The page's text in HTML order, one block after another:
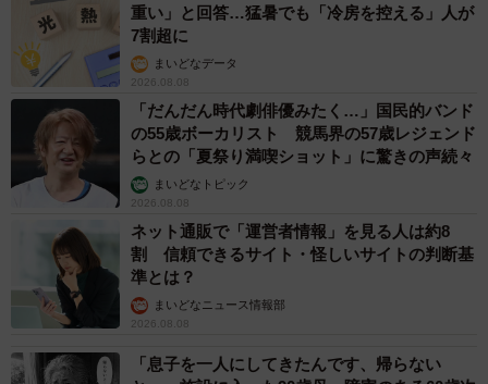
重い」と回答…猛暑でも「冷房を控える」人が
7割超に
まいどなデータ
2026.08.08
「だんだん時代劇俳優みたく…」国民的バンド
の55歳ボーカリスト 競馬界の57歳レジェンド
らとの「夏祭り満喫ショット」に驚きの声続々
まいどなトピック
2026.08.08
ネット通販で「運営者情報」を見る人は約8
割 信頼できるサイト・怪しいサイトの判断基
準とは？
まいどなニュース情報部
2026.08.08
「息子を一人にしてきたんです、帰らない